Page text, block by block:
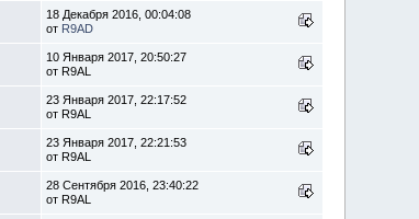
18 Декабря 2016, 00:04:08
от R9AD
10 Января 2017, 20:50:27
от R9AL
23 Января 2017, 22:17:52
от R9AL
23 Января 2017, 22:21:53
от R9AL
28 Сентября 2016, 23:40:22
от R9AL